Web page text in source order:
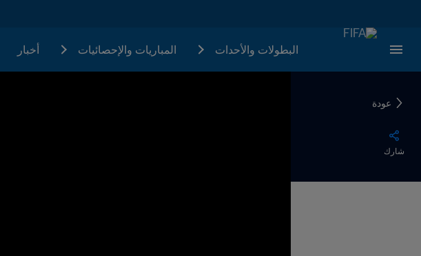
البطولات والأحدات المباريات والإحصائيات أخبار
عودة
شارك